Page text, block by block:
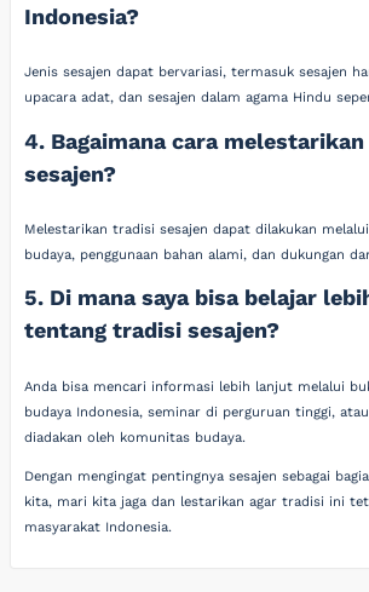
Indonesia?
Jenis sesajen dapat bervariasi, termasuk sesajen
upacara adat, dan sesajen dalam agama Hindu
4. Bagaimana cara
sesajen?
Melestarikan tradisi sesajen dapat dilakukan
budaya, penggunaan bahan alami, dan dukungan
5. Di mana saya bisa belajar
tentang tradisi sesajen?
Anda bisa mencari informasi lebih lanjut melalui
budaya Indonesia, seminar di perguruan tinggi,
diadakan oleh komunitas budaya.
Dengan mengingat pentingnya sesajen sebagai
kita, mari kita jaga dan lestarikan agar tradisi ini
masyarakat Indonesia.